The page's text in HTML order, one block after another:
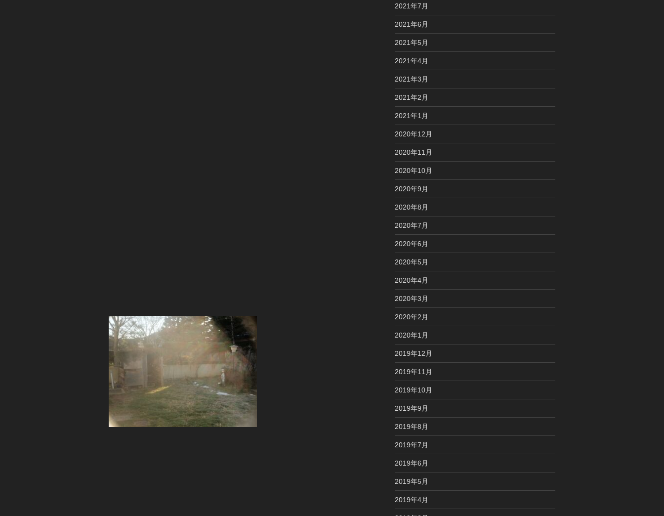
2021年7月
2021年6月
2021年5月
2021年4月
2021年3月
2021年2月
2021年1月
2020年12月
2020年11月
2020年10月
2020年9月
2020年8月
2020年7月
2020年6月
2020年5月
2020年4月
2020年3月
2020年2月
2020年1月
2019年12月
2019年11月
2019年10月
2019年9月
2019年8月
2019年7月
2019年6月
2019年5月
2019年4月